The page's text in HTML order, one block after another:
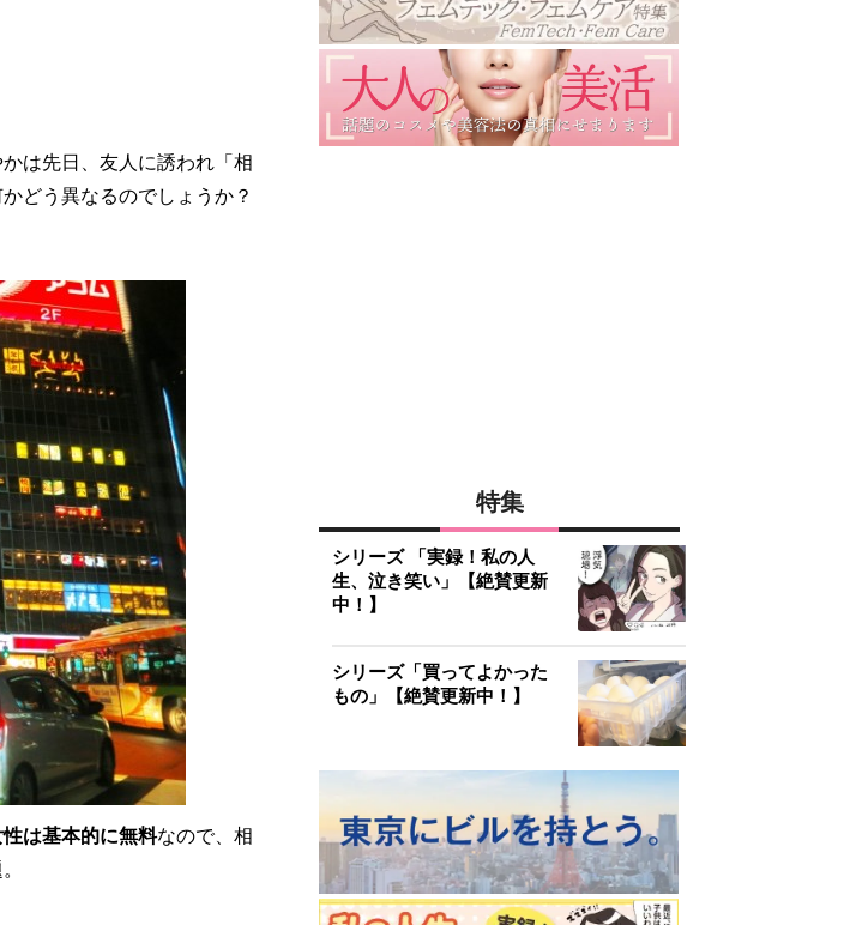
は先日、友人に誘われ「相
どう異なるのでしょうか？
性は基本的に無料なので、相
特集
シリーズ 「実録！私の人
生、泣き笑い」【絶賛更新
中！】
シリーズ「買ってよかった
もの」【絶賛更新中！】